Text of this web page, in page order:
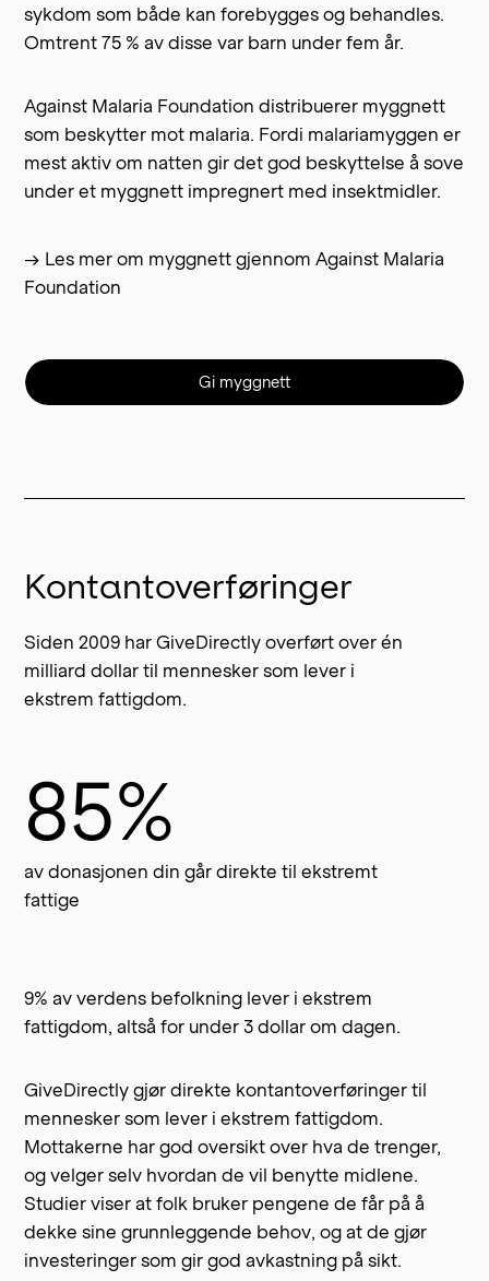
sykdom som både kan forebygges og behandles.
Omtrent 75 % av disse var barn under fem år.
Against Malaria Foundation distribuerer myggnett
som beskytter mot malaria. Fordi malariamyggen er
mest aktiv om natten gir det god beskyttelse å sove
under et myggnett impregnert med insektmidler.
→ Les mer om myggnett gjennom Against Malaria
Foundation
Gi myggnett
Kontantoverføringer
Siden 2009 har GiveDirectly overført over én
milliard dollar til mennesker som lever i
ekstrem fattigdom.
85%
av donasjonen din går direkte til ekstremt
fattige
9% av verdens befolkning lever i ekstrem
fattigdom, altså for under 3 dollar om dagen.
GiveDirectly gjør direkte kontantoverføringer til
mennesker som lever i ekstrem fattigdom.
Mottakerne har god oversikt over hva de trenger,
og velger selv hvordan de vil benytte midlene.
Studier viser at folk bruker pengene de får på å
dekke sine grunnleggende behov, og at de gjør
investeringer som gir god avkastning på sikt.